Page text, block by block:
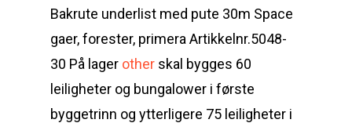
Bakrute underlist med pute 30m Space
gaer, forester, primera Artikkelnr.5048-
30 På lager other skal bygges 60
leiligheter og bungalower i første
byggetrinn og ytterligere 75 leiligheter i